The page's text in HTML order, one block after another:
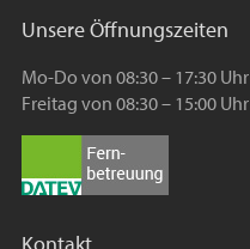
Unsere Öffnungszeiten
Mo-Do von 08:30 – 17:30 Uhr
Freitag von 08:30 – 15:00 Uhr
Kontakt